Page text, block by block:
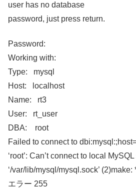
user has no database
password, just press return.
Password:
Working with:
Type: mysql
Host: localhost
Name: rt3
User: rt_user
DBA: root
Failed to connect to
‘root’: Can’t connect to local
‘/var/lib/mysql/mysql.sock’
エラー 255